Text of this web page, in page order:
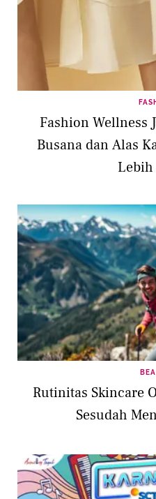
Fashion Wellness
Busana dan Alas
Rutinitas Skincare
Sesudah